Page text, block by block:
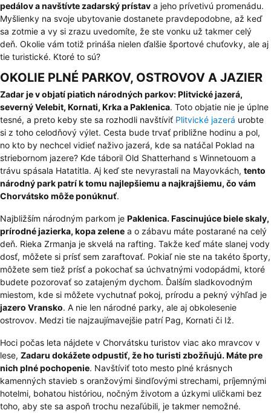
pedálov a navštívte zadarský prístav a jeho prívetivú promenádu.
Myšlienky na svoje ubytovanie dostanete pravdepodobne, až keď
sa zotmie a vy si zrazu uvedomíte, že ste vonku už takmer celý
deň. Okolie vám totiž prináša nielen ďalšie športové chuťovky, ale aj
tie turistické. Ktoré to sú?
OKOLIE PLNÉ PARKOV, OSTROVOV A JAZIER
Zadar je v objatí piatich národných parkov: Plitvické jazerá,
severný Velebit, Kornati, Krka a Paklenica. Toto objatie nie je úplne
tesné, a preto keby ste sa rozhodli navštíviť Plitvické jazerá urobte
si z toho celodňový výlet. Cesta bude trvať približne hodinu a pol,
no kto by nechcel vidieť naživo jazerá, kde sa natáčal Poklad na
striebornom jazere? Kde táboril Old Shatterhand s Winnetouom a
trávu spásala Hatatitla. Aj keď ste nevyrastali na Mayovkách, tento
národný park patrí k tomu najlepšiemu a najkrajšiemu, čo vám
Chorvátsko môže ponúknuť.
Najbližším národným parkom je Paklenica. Fascinujúce biele skaly,
prírodné jazierka, kopa zelene a o zábavu máte postarané na celý
deň. Rieka Zrmanja je skvelá na rafting. Takže keď máte slanej vody
dosť, môžete si prísť sem zaraftovať. Pokiaľ nie ste na takéto športy,
môžete sem tiež prísť a pokochať sa úchvatnými vodopádmi, ktoré
budete pozorovať so zatajeným dychom. Ďalším sladkovodným
miestom, kde si môžete vychutnať pokoj, prírodu a pekný výhľad je
jazero Vransko. A nie len národné parky, ale aj obkolesenie
ostrovov. Medzi tie najzaujímavejšie patrí Pag, Kornati či Iž.
Hoci počas leta nájdete v Chorvátsku turistov viac ako mravcov v
lese, Zadaru dokážete odpustiť, že ho turisti zbožňujú. Máte pre
nich plné pochopenie. Navštíviť toto mesto plné krásnych
kamenných stavieb s oranžovými šindľovými strechami, príjemnými
hotelmi, bohatou históriou, nočným životom a úzkymi uličkami bez
toho, aby ste sa aspoň trochu nezaľúbili, je takmer nemožné.